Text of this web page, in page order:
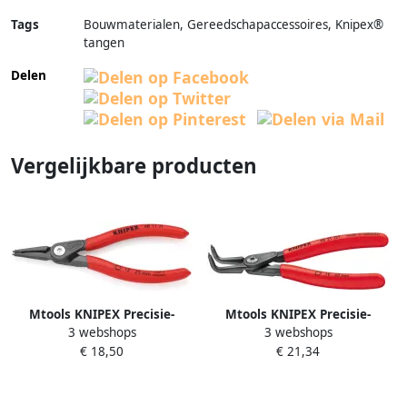
Tags
Bouwmaterialen, Gereedschapaccessoires, Knipex®
tangen
Delen
Vergelijkbare producten
Mtools KNIPEX Precisie-
borgveertang voor
binnenringen in boringen |
3 webshops
€ 18,50
Mtools KNIPEX Precisie-
borgveertang voor
binnenringen in boringen |
3 webshops
€ 21,34